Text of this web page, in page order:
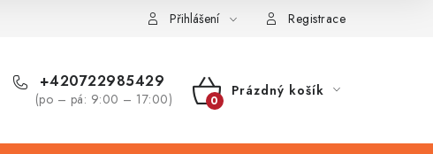
Přihlášení Registrace
+420722985429
(po – pá: 9:00 – 17:00)
NÁKUPNÍ
Prázdný košík